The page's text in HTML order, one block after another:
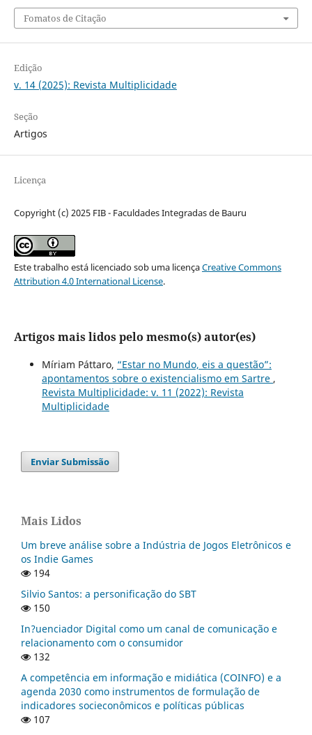
Fomatos de Citação
Edição
v. 14 (2025): Revista Multiplicidade
Seção
Artigos
Licença
Copyright (c) 2025 FIB - Faculdades Integradas de Bauru
Este trabalho está licenciado sob uma licençaCreative Commons
Attribution 4.0 International License.
Artigos mais lidos pelo mesmo(s) autor(es)
Míriam Páttaro, “Estar no Mundo, eis a questão”:
apontamentos sobre o existencialismo em Sartre ,
Revista Multiplicidade: v. 11 (2022): Revista
Multiplicidade
Enviar Submissão
Mais Lidos
Um breve análise sobre a Indústria de Jogos Eletrônicos e
os Indie Games
194
Silvio Santos: a personificação do SBT
150
In?uenciador Digital como um canal de comunicação e
relacionamento com o consumidor
132
A competência em informação e midiática (COINFO) e a
agenda 2030 como instrumentos de formulação de
indicadores socieconômicos e políticas públicas
107